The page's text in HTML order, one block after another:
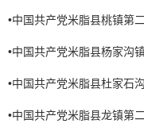
•中国共产党米脂县桃镇第
•中国共产党米脂县杨家沟
•中国共产党米脂县杜家石
•中国共产党米脂县龙镇第